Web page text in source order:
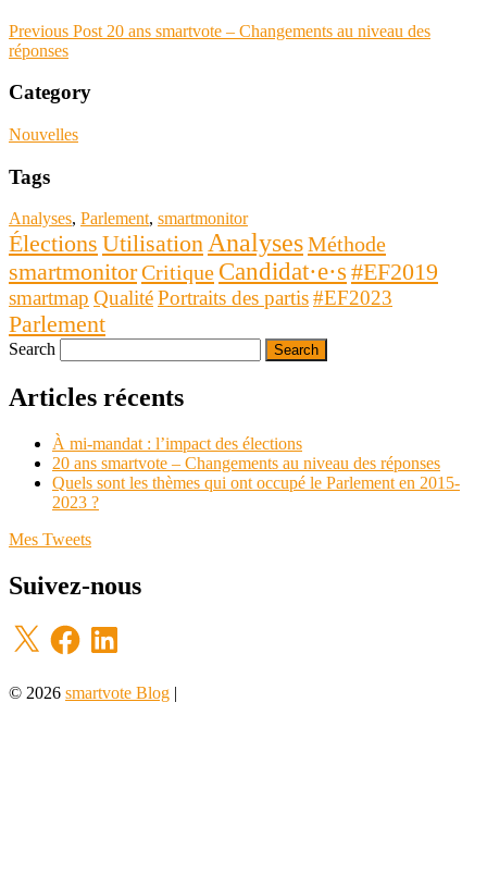
Previous Post 20 ans smartvote – Changements au niveau des
réponses
Category
Nouvelles
Tags
Analyses, Parlement, smartmonitor
Élections UtilisationAnalysesMéthode
smartmonitorCritique Candidat·e·s #EF2019
smartmap QualitéPortraits des partis#EF2023
Parlement
Search
Articles récents
À mi-mandat : l’impact des élections
20 ans smartvote – Changements au niveau des réponses
Quels sont les thèmes qui ont occupé le Parlement en 2015-
2023 ?
Mes Tweets
Suivez-nous
X FacebookLinkedIn
© 2026 smartvote Blog |